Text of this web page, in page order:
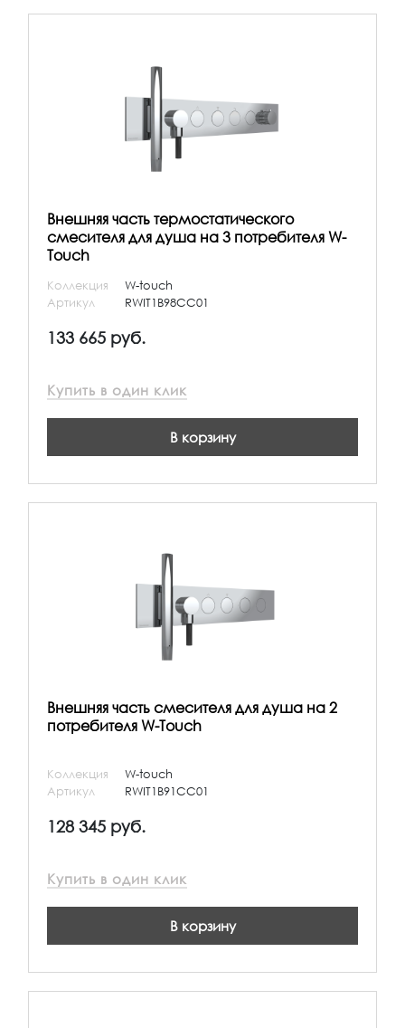
Внешняя часть термостатического
смесителя для душа на 3 потребителя W-
Touch
Коллекция
W-touch
Артикул
RWIT1B98CC01
133 665 руб.
Купить в один клик
В корзину
Внешняя часть смесителя для душа на 2
потребителя W-Touch
Коллекция
W-touch
Артикул
RWIT1B91CC01
128 345 руб.
Купить в один клик
В корзину